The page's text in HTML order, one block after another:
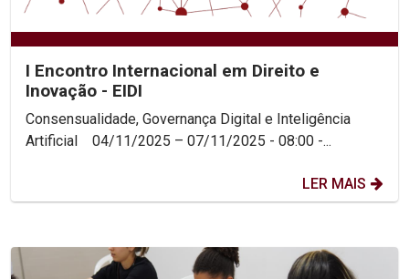
I Encontro Internacional em Direito e
Inovação - EIDI
Consensualidade, Governança Digital e Inteligência
Artificial 04/11/2025 – 07/11/2025 - 08:00 -...
LER MAIS